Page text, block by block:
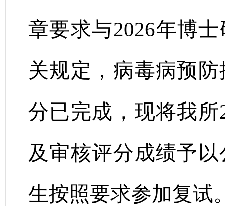
章要求与2026年博
关规定，病毒病预
分已完成，现将我
及审核评分成绩予
生按照要求参加复试